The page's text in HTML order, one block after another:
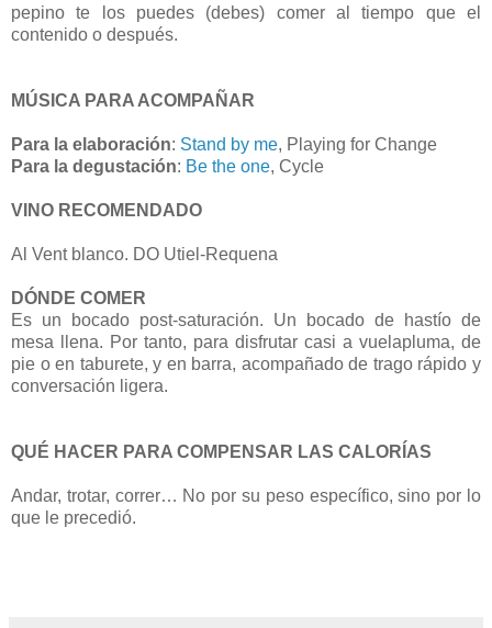
pepino te los puedes (debes) comer al tiempo que el
contenido o después.
MÚSICA PARA ACOMPAÑAR
Para la elaboración: Stand by me, Playing for Change
Para la degustación: Be the one, Cycle
VINO RECOMENDADO
Al Vent blanco. DO Utiel-Requena
DÓNDE COMER
Es un bocado post-saturación. Un bocado de hastío de
mesa llena. Por tanto, para disfrutar casi a vuelapluma, de
pie o en taburete, y en barra, acompañado de trago rápido y
conversación ligera.
QUÉ HACER PARA COMPENSAR LAS CALORÍAS
Andar, trotar, correr… No por su peso específico, sino por lo
que le precedió.